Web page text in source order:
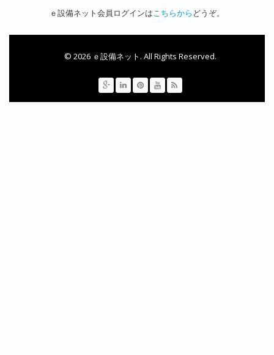
ｅ設備ネット会員ログインはこちらから どうぞ。
© 2026 ｅ設備ネット. All Rights Reserved.